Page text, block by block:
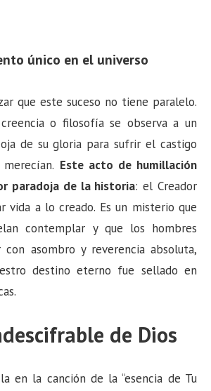
único en el universo
que este suceso no tiene paralelo.
o filosofía se observa a un
de su gloria para sufrir el castigo
Este acto de humillación
paradoja de la historia: el Creador
vida a lo creado. Es un misterio que
contemplar y que los hombres
con asombro y reverencia absoluta,
destino eterno fue sellado en
de Dios
en la canción de la “esencia de Tu